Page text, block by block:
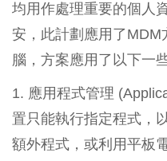
均用作處理重要的個人
安，此計劃應用了
腦，方案應用了以下一
1. 應用程式管理
置只能執行指定程式，
額外程式，或利用平板